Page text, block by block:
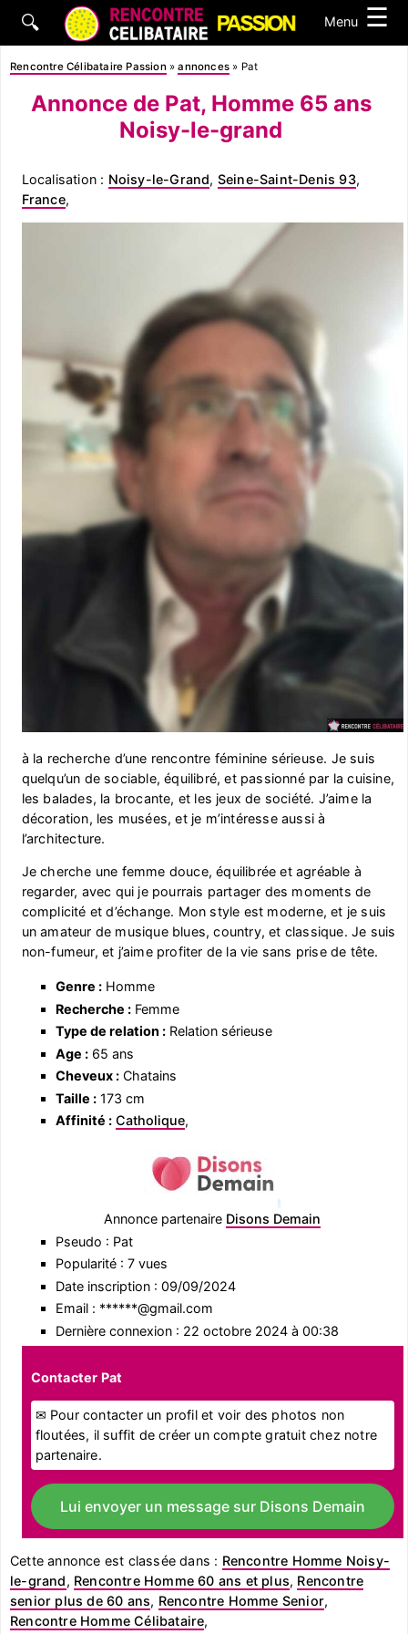
🔍 Menu ☰
Rencontre Célibataire Passion »annonces » Pat
Annonce de Pat, Homme 65 ans
Noisy-le-grand
Localisation : Noisy-le-Grand, Seine-Saint-Denis 93,
France,
à la recherche d’une rencontre féminine sérieuse. Je suis
quelqu’un de sociable, équilibré, et passionné par la cuisine,
les balades, la brocante, et les jeux de société. J’aime la
décoration, les musées, et je m’intéresse aussi à
l’architecture.
Je cherche une femme douce, équilibrée et agréable à
regarder, avec qui je pourrais partager des moments de
complicité et d’échange. Mon style est moderne, et je suis
un amateur de musique blues, country, et classique. Je suis
non-fumeur, et j’aime profiter de la vie sans prise de tête.
Genre :Homme
Recherche :Femme
Type de relation :Relation sérieuse
Age :65 ans
Cheveux :Chatains
Taille :173 cm
Affinité : Catholique,
Annonce partenaire Disons Demain
Pseudo : Pat
Popularité : 7 vues
Date inscription : 09/09/2024
Email : ******@gmail.com
Dernière connexion : 22 octobre 2024 à 00:38
Contacter Pat
✉ Pour contacter un profil et voir des photos non
floutées, il suffit de créer un compte gratuit chez notre
partenaire.
Lui envoyer un message sur Disons Demain
Cette annonce est classée dans : Rencontre Homme Noisy-
le-grand, Rencontre Homme 60 ans et plus, Rencontre
senior plus de 60 ans, Rencontre Homme Senior,
Rencontre Homme Célibataire,